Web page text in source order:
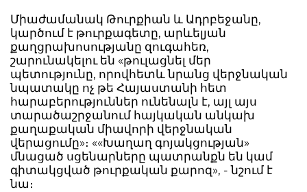
Միաժամանակ Թուրքիան և Ադրբեջանը,
կարծում է թուրքագետը, արևելյան
քաղցրախոսությանը զուգահեռ,
շարունակելու են «թուլացնել մեր
պետությունը, որովհետև նրանց վերջնական
նպատակը ոչ թե Հայաստանի հետ
հարաբերություններ ունենալն է, այլ այս
տարածաշրջանում հայկական անկախ
քաղաքական միավորի վերջնական
վերացումը»։ ««Խաղաղ գոյակցության»
մնացած սցենարները պատրանքն են կամ
գիտակցված թուրքական քարոզ», - նշում է
նա։